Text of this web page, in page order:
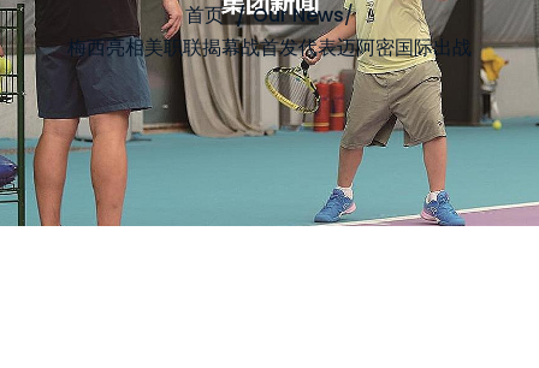
首页 Our News/
梅西亮相美职联揭幕战首发代表迈阿密国际出战